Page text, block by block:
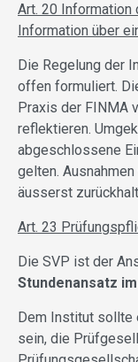
Art. 20 Information
Information über
Die Regelung der
offen formuliert.
Praxis der FINMA
reflektieren.
abgeschlossene
gelten.
äusserst
Art. 23
Die SVP ist der
Stundenansatz
Dem Institut sollte
sein, die